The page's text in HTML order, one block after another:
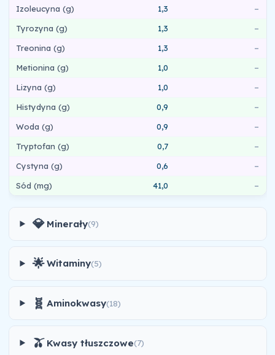
Izoleucyna (g)
1,3
–
Tyrozyna (g)
1,3
–
Treonina (g)
1,3
–
Metionina (g)
1,0
–
Lizyna (g)
1,0
–
Histydyna (g)
0,9
–
Woda (g)
0,9
–
Tryptofan (g)
0,7
–
Cystyna (g)
0,6
–
Sód (mg)
41,0 –
💎 Minerały(9)
🌟 Witaminy(5)
🧬 Aminokwasy(18)
🫒 Kwasy tłuszczowe(7)